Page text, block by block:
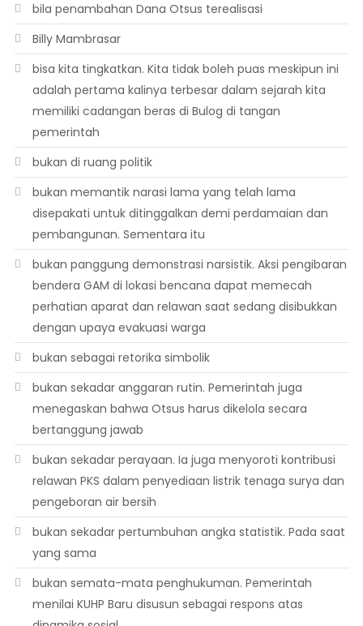
bila penambahan Dana Otsus terealisasi
Billy Mambrasar
bisa kita tingkatkan. Kita tidak boleh puas meskipun ini
adalah pertama kalinya terbesar dalam sejarah kita
memiliki cadangan beras di Bulog di tangan
pemerintah
bukan di ruang politik
bukan memantik narasi lama yang telah lama
disepakati untuk ditinggalkan demi perdamaian dan
pembangunan. Sementara itu
bukan panggung demonstrasi narsistik. Aksi pengibaran
bendera GAM di lokasi bencana dapat memecah
perhatian aparat dan relawan saat sedang disibukkan
dengan upaya evakuasi warga
bukan sebagai retorika simbolik
bukan sekadar anggaran rutin. Pemerintah juga
menegaskan bahwa Otsus harus dikelola secara
bertanggung jawab
bukan sekadar perayaan. Ia juga menyoroti kontribusi
relawan PKS dalam penyediaan listrik tenaga surya dan
pengeboran air bersih
bukan sekadar pertumbuhan angka statistik. Pada saat
yang sama
bukan semata-mata penghukuman. Pemerintah
menilai KUHP Baru disusun sebagai respons atas